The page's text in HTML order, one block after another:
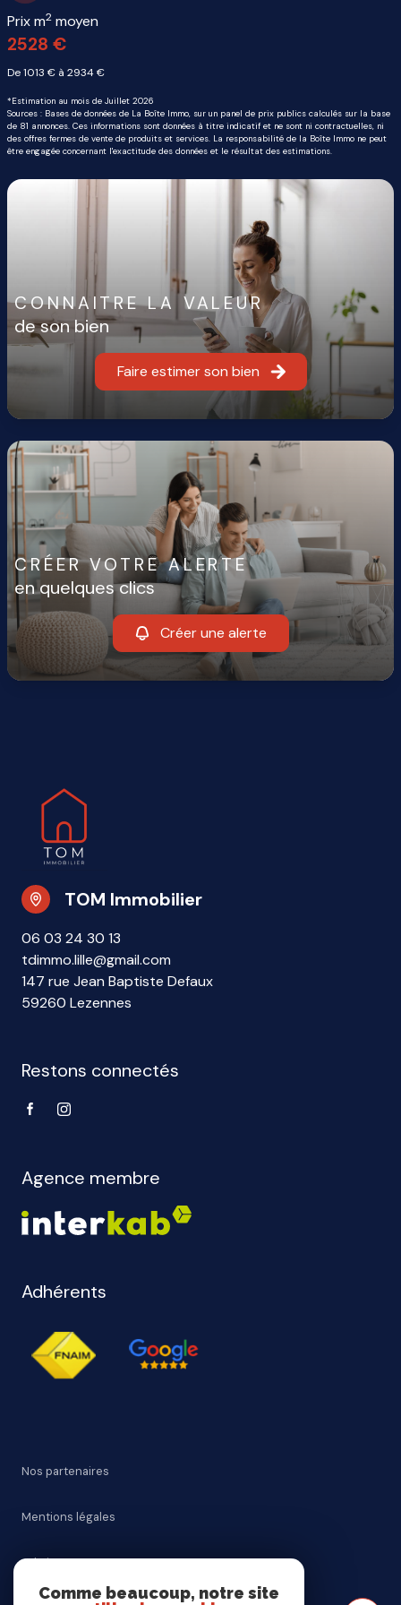
Prix m2 moyen
2528 €
De 1013 € à 2934 €
*Estimation au mois de Juillet 2026
Sources : Bases de données de La Boîte Immo, sur un panel de prix publics calculés sur la base
de 81 annonces. Ces informations sont données à titre indicatif et ne sont ni contractuelles, ni
des offres fermes de vente de produits et services. La responsabilité de la Boîte Immo ne peut
être engagée concernant l'exactitude des données et le résultat des estimations.
CONNAITRE LA VALEUR
de son bien
Faire estimer son bien
CRÉER VOTRE ALERTE
en quelques clics
Créer une alerte
TOM Immobilier
06 03 24 30 13
tdimmo.lille@gmail.com
147 rue Jean Baptiste Defaux
59260 Lezennes
Restons connectés
Agence membre
Adhérents
Nos partenaires
Mentions légales
Admin
Comme beaucoup, notre site